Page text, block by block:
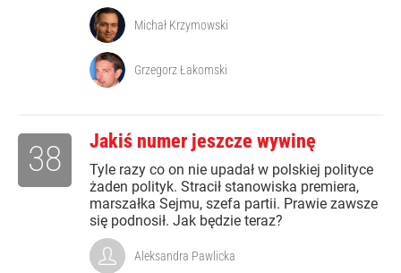
Michał Krzymowski
Grzegorz Łakomski
Jakiś numer jeszcze wywinę
Tyle razy co on nie upadał w polskiej polityce
żaden polityk. Stracił stanowiska premiera,
marszałka Sejmu, szefa partii. Prawie zawsze
się podnosił. Jak będzie teraz?
38
Aleksandra Pawlicka